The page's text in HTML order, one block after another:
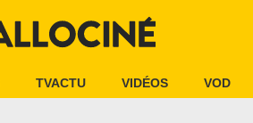
TVACTU VIDÉOS VOD